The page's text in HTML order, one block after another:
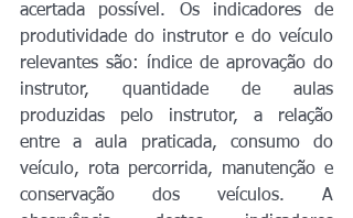
acertada possível. Os indicadores de
produtividade do instrutor e do veículo
relevantes são: índice de aprovação do
instrutor, quantidade de aulas
produzidas pelo instrutor, a relação
entre a aula praticada, consumo do
veículo, rota percorrida, manutenção e
conservação dos veículos. A